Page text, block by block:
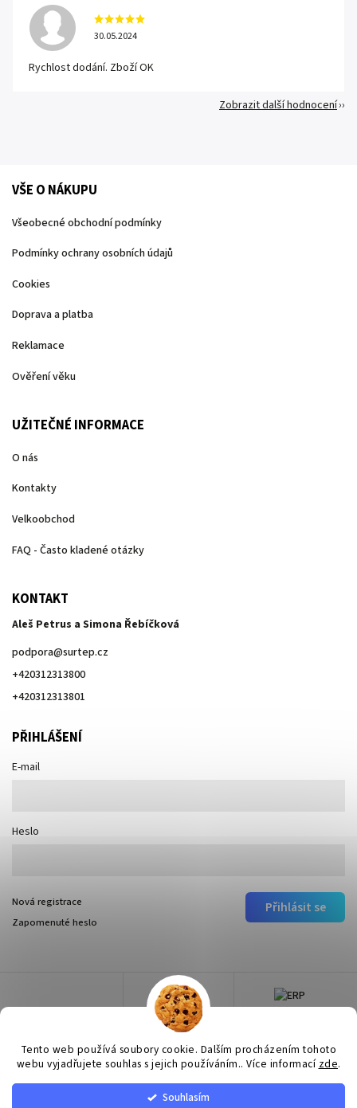
Tento web používá soubory cookie. Dalším procházením tohoto
webu vyjadřujete souhlas s jejich používáním.. Více informací zde.
Souhlasím
30.05.2024
Rychlost dodání. Zboží OK
Zobrazit další hodnocení
VŠE O NÁKUPU
Všeobecné obchodní podmínky
Podmínky ochrany osobních údajů
Cookies
Doprava a platba
Reklamace
Ověření věku
UŽITEČNÉ INFORMACE
O nás
Kontakty
Velkoobchod
FAQ - Často kladené otázky
KONTAKT
Aleš Petrus a Simona Řebíčková
podpora@surtep.cz
+420312313800
+420312313801
PŘIHLÁŠENÍ
E-mail
Heslo
Přihlásit se
Nová registrace
Zapomenuté heslo
Surtep. Všechna práva vyhrazena.